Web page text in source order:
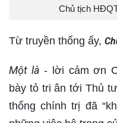
Chủ tịch
Từ truyền thống ấy,
Một là - lời cảm ơn
bày tỏ tri ân tới Thủ
thống chính trị đã